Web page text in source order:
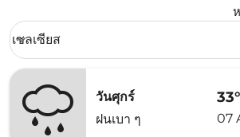
Weather unit option เซลเซียส Selected
เซลเซียส
keyboard_arrow_down
วันศุกร์
ฝนเบา ๆ
07